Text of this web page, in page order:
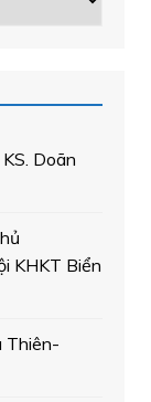
Doãn
KHKT Biển
Thiên-